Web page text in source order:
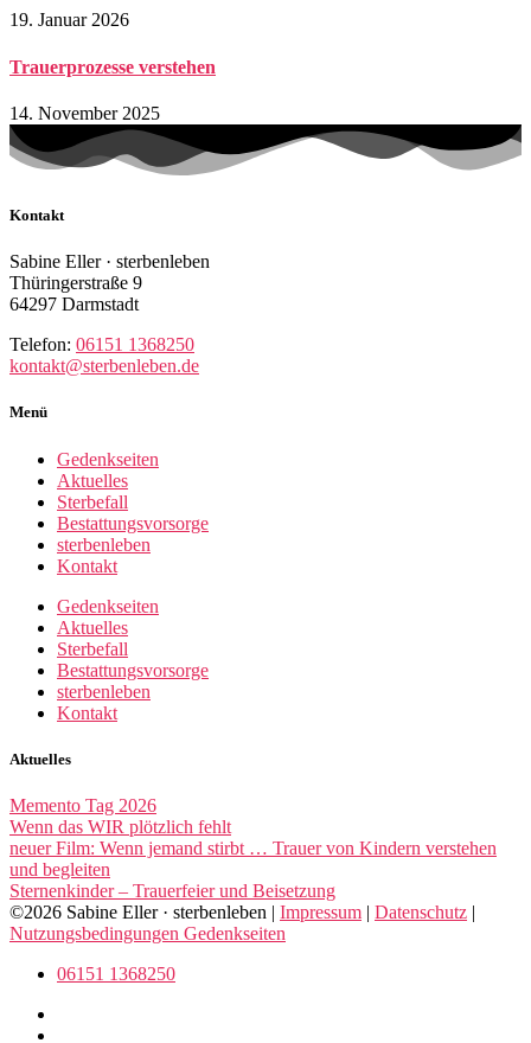
19. Januar 2026
Trauerprozesse verstehen
14. November 2025
Kontakt
Sabine Eller · sterbenleben
Thüringerstraße 9
64297 Darmstadt
Telefon: 06151 1368250
kontakt@sterbenleben.de
Menü
Gedenkseiten
Aktuelles
Sterbefall
Bestattungsvorsorge
sterbenleben
Kontakt
Gedenkseiten
Aktuelles
Sterbefall
Bestattungsvorsorge
sterbenleben
Kontakt
Aktuelles
Memento Tag 2026
Wenn das WIR plötzlich fehlt
neuer Film: Wenn jemand stirbt … Trauer von Kindern verstehen
und begleiten
Sternenkinder – Trauerfeier und Beisetzung
©2026 Sabine Eller · sterbenleben | Impressum | Datenschutz |
Nutzungsbedingungen Gedenkseiten
06151 1368250